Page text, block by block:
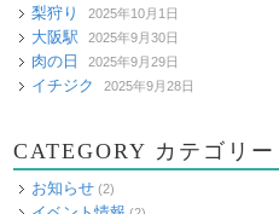
梨狩り 2025年10月1日
大阪駅 2025年9月30日
肉の日 2025年9月29日
イチジク 2025年9月28日
CATEGORY カテゴリー
お知らせ (2)